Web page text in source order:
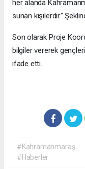
her alanda
sunan kişilerdir.”
Son olarak Proje
bilgiler vererek
ifade etti.
#Kahramanmaraş
#Haberler